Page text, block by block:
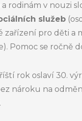
rodinám v nouzi
služeb
zařízení pro děti a
Pomoc se ročně
rok oslaví 30.
nároku na